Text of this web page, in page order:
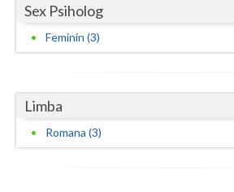
Sex Psiholog
Feminin (3)
Limba
Romana (3)